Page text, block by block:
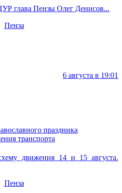
глава Пензы Олег Денисов...
Пенза
6 августа в 19:01
праздника
транспорта
движения 14 и 15 августа.
Пенза